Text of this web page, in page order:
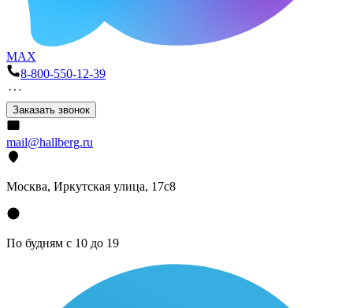
MAX
8-800-550-12-39
Заказать звонок
mail@hallberg.ru
Москва, Иркутская улица, 17с8
По будням с 10 до 19